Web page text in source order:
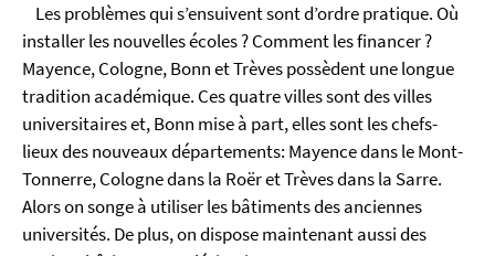
Les problèmes qui s’ensuivent sont d’ordre pratique. Où
installer les nouvelles écoles ? Comment les financer ?
Mayence, Cologne, Bonn et Trèves possèdent une longue
tradition académique. Ces quatre villes sont des villes
universitaires et, Bonn mise à part, elles sont les chefs-
lieux des nouveaux départements: Mayence dans le Mont-
Tonnerre, Cologne dans la Roër et Trèves dans la Sarre.
Alors on songe à utiliser les bâtiments des anciennes
universités. De plus, on dispose maintenant aussi des